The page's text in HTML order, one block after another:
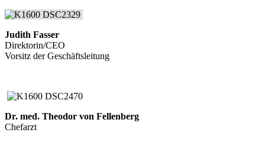
Judith Fasser
Direktorin/CEO
Vorsitz der Geschäftsleitung
Dr. med. Theodor von Fellenberg
Chefarzt